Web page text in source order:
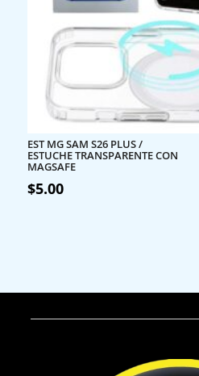
EST MG SAM S26 PLUS /
ESTUCHE TRANSPARENTE CON
MAGSAFE
$5.00